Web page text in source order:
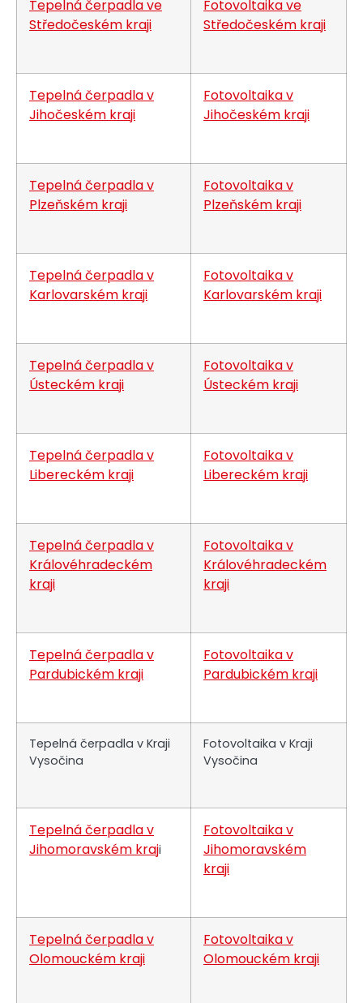
Tepelná čerpadla ve
Středočeském kraji
Fotovoltaika ve
Středočeském kraji
Tepelná čerpadla v
Jihočeském kraji
Fotovoltaika v
Jihočeském kraji
Tepelná čerpadla v
Plzeňském kraji
Fotovoltaika v
Plzeňském kraji
Tepelná čerpadla v
Karlovarském kraji
Fotovoltaika v
Karlovarském kraji
Tepelná čerpadla v
Ústeckém kraji
Fotovoltaika v
Ústeckém kraji
Tepelná čerpadla v
Libereckém kraji
Fotovoltaika v
Libereckém kraji
Tepelná čerpadla v
Královéhradeckém
kraji
Fotovoltaika v
Královéhradeckém
kraji
Tepelná čerpadla v
Pardubickém kraji
Fotovoltaika v
Pardubickém kraji
Tepelná čerpadla v Kraji
Vysočina
Fotovoltaika v Kraji
Vysočina
Tepelná čerpadla v
Jihomoravském kraji
Fotovoltaika v
Jihomoravském
kraji
Tepelná čerpadla v
Olomouckém kraji
Fotovoltaika v
Olomouckém kraji